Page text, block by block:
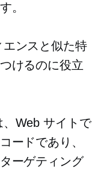
。
ンスと似た特
けるのに役立
、Web サイトで
ードであり、
ーゲティング